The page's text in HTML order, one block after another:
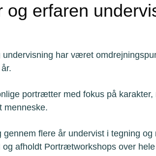
erfaren
har været
portrætter med fokus på
menneske.
gennem flere år undervist i tegning og
og afholdt Portrætworkshops over